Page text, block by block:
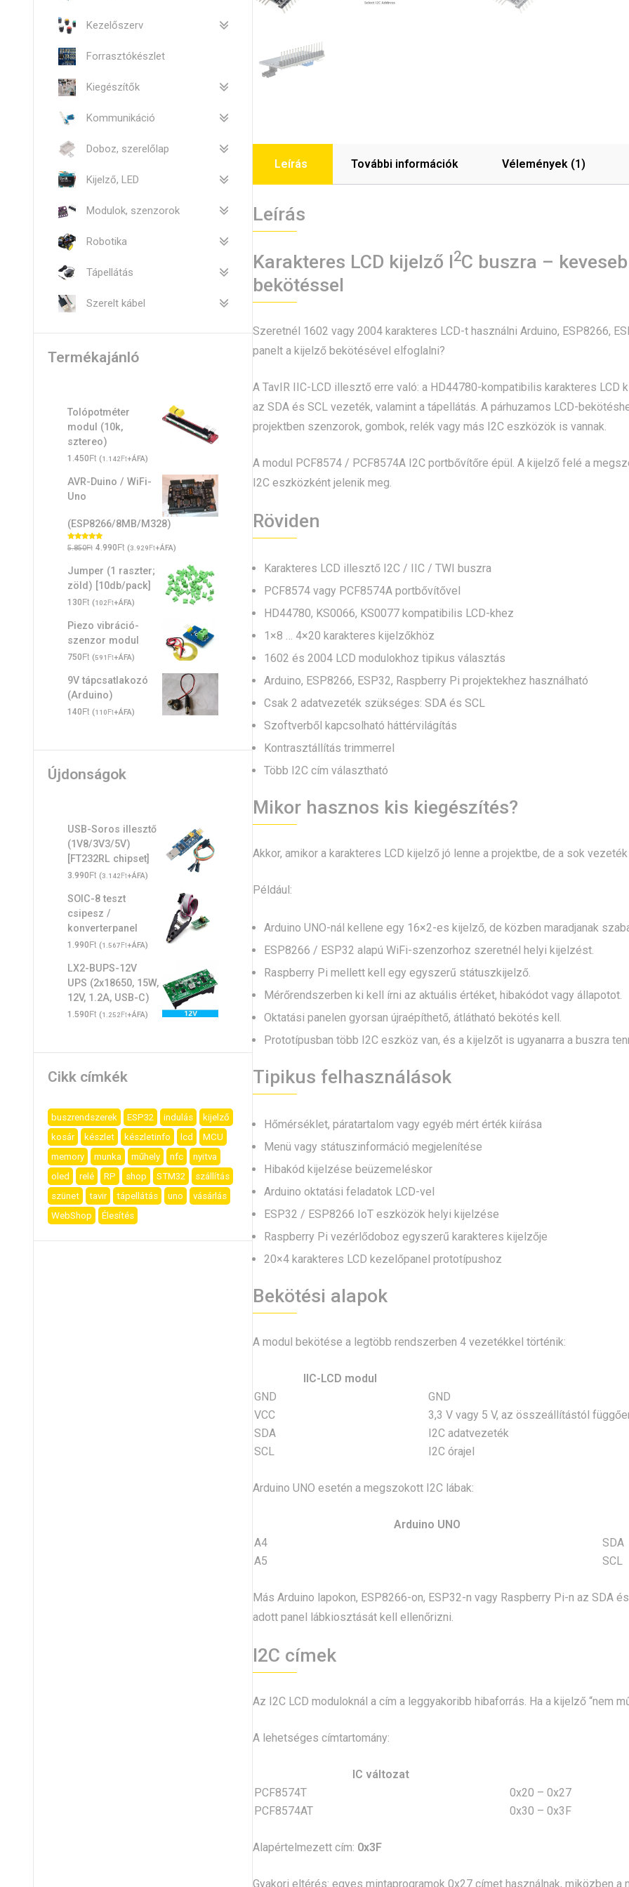
Leírás További információk Vélemények (1)
Leírás
Karakteres LCD kijelző I2C buszra –
bekötéssel
Szeretnél 1602 vagy 2004 karakteres LCD-t használni Arduino, ESP8266,
panelt a kijelző bekötésével elfoglalni?
A TavIR IIC-LCD illesztő erre való: a HD44780-kompatibilis karakteres
az SDA és SCL vezeték, valamint a tápellátás. A párhuzamos LCD-
projektben szenzorok, gombok, relék vagy más I2C eszközök is vannak.
A modul PCF8574 / PCF8574A I2C portbővítőre épül. A kijelző felé a
I2C eszközként jelenik meg.
Röviden
Karakteres LCD illesztő I2C / IIC / TWI buszra
PCF8574 vagy PCF8574A portbővítővel
HD44780, KS0066, KS0077 kompatibilis LCD-khez
1×8 … 4×20 karakteres kijelzőkhöz
1602 és 2004 LCD modulokhoz tipikus választás
Arduino, ESP8266, ESP32, Raspberry Pi projektekhez használható
Csak 2 adatvezeték szükséges: SDA és SCL
Szoftverből kapcsolható háttérvilágítás
Kontrasztállítás trimmerrel
Több I2C cím választható
Mikor hasznos kis kiegészítés?
Akkor, amikor a karakteres LCD kijelző jó lenne a projektbe, de a sok
Például:
Arduino UNO-nál kellene egy 16×2-es kijelző, de közben maradjanak
ESP8266 / ESP32 alapú WiFi-szenzorhoz szeretnél helyi kijelzést.
Raspberry Pi mellett kell egy egyszerű státuszkijelző.
Mérőrendszerben ki kell írni az aktuális értéket, hibakódot vagy állapotot.
Oktatási panelen gyorsan újraépíthető, átlátható bekötés kell.
Prototípusban több I2C eszköz van, és a kijelzőt is ugyanarra a buszra
Tipikus felhasználások
Hőmérséklet, páratartalom vagy egyéb mért érték kiírása
Menü vagy státuszinformáció megjelenítése
Hibakód kijelzése beüzemeléskor
Arduino oktatási feladatok LCD-vel
ESP32 / ESP8266 IoT eszközök helyi kijelzése
Raspberry Pi vezérlődoboz egyszerű karakteres kijelzője
20×4 karakteres LCD kezelőpanel prototípushoz
Bekötési alapok
A modul bekötése a legtöbb rendszerben 4 vezetékkel történik:
IIC-LCD modul
GND
GND
VCC
3,3 V vagy 5 V, az összeállítástól
SDA
I2C adatvezeték
SCL
I2C órajel
Arduino UNO esetén a megszokott I2C lábak:
Arduino UNO
A4
SDA
A5
SCL
Más Arduino lapokon, ESP8266-on, ESP32-n vagy Raspberry Pi-n az SDA
adott panel lábkiosztását kell ellenőrizni.
I2C címek
Az I2C LCD moduloknál a cím a leggyakoribb hibaforrás. Ha a kijelző “nem
A lehetséges címtartomány:
IC változat
PCF8574T
0x20 – 0x27
PCF8574AT
0x30 – 0x3F
Alapértelmezett cím: 0x3F
Gyakori eltérés: egyes mintaprogramok 0x27 címet használnak, miközben
Kezelőszerv
Forrasztókészlet
Kiegészítők
Kommunikáció
Doboz, szerelőlap
Kijelző, LED
Modulok, szenzorok
Robotika
Tápellátás
Szerelt kábel
Termékajánló
Tolópotméter
modul (10k,
sztereo)
1.450Ft (1.142Ft+ÁFA)
AVR-Duino / WiFi-
Uno
(ESP8266/8MB/M328)
Értékelés:
5.00/ 5
5.850Ft Original
was:
5.850Ft.
4.990FtCurrent
is:
4.990Ft.
(3.929Ft+ÁFA)
Jumper (1 raszter;
zöld) [10db/pack]
130Ft (102Ft+ÁFA)
Piezo vibráció-
szenzor modul
750Ft (591 Ft+ÁFA)
9V tápcsatlakozó
(Arduino)
140Ft (110Ft+ÁFA)
Újdonságok
USB-Soros illesztő
(1V8/3V3/5V)
[FT232RL chipset]
3.990Ft (3.142Ft+ÁFA)
SOIC-8 teszt
csipesz /
konverterpanel
1.990Ft (1.567Ft+ÁFA)
LX2-BUPS-12V
UPS (2x18650, 15W,
12V, 1.2A, USB-C)
1.590Ft (1.252Ft+ÁFA)
Cikk címkék
buszrendszerek ESP32 indulás
kijelző
kosár
készlet készletinfo lcd
MCU
memory
munka műhely nfc
nyitva
oled
relé RP shop STM32
szállítás
szünet
tavir tápellátás uno
vásárlás
WebShop
Élesítés